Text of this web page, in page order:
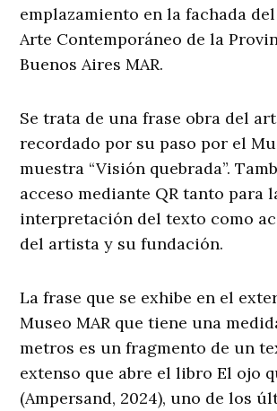
emplazamiento en la fachada
Arte Contemporáneo de la
Buenos Aires MAR.
Se trata de una frase obra del
recordado por su paso por el
muestra “Visión quebrada”.
acceso mediante QR tanto para
interpretación del texto como
del artista y su fundación.
La frase que se exhibe en el
Museo MAR que tiene una
metros es un fragmento de un
extenso que abre el libro El ojo
(Ampersand, 2024), uno de los